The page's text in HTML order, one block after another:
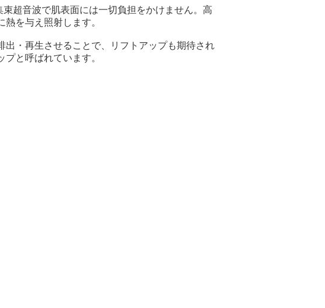
超音波で肌表面には一切負担をかけません。高
を与え照射します。
・再生させることで、リフトアップも期待され
と呼ばれています。